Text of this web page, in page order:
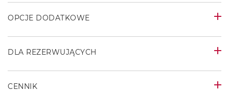
OPCJE DODATKOWE
DLA REZERWUJĄCYCH
CENNIK